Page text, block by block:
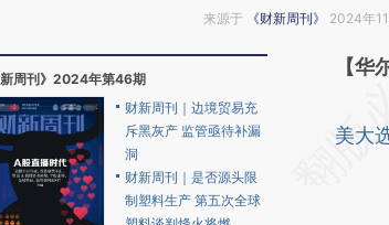
来源于 《财新周刊》 2024年
新周刊》2024年第46期
财新周刊｜边境贸易充
斥黑灰产 监管亟待补漏
洞
财新周刊｜是否源头限
制塑料生产 第五次全球
请务必
[https://
【华
美大